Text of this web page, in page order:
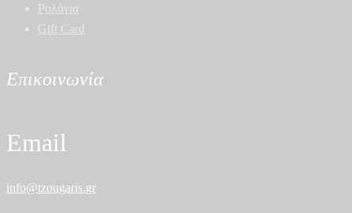
Ρολόγια
Gift Card
Επικοινωνία
Email
info@tzougaris.gr